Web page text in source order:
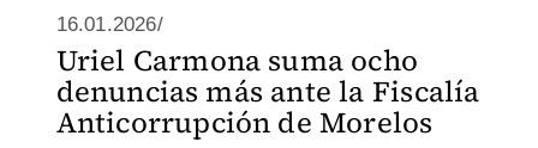
16.01.2026/
Uriel Carmona suma ocho
denuncias más ante la Fiscalía
Anticorrupción de Morelos